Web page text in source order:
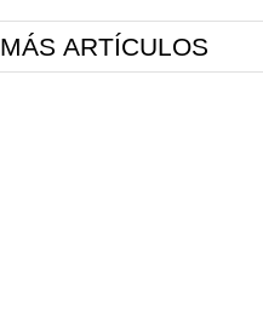
MÁS ARTÍCULOS